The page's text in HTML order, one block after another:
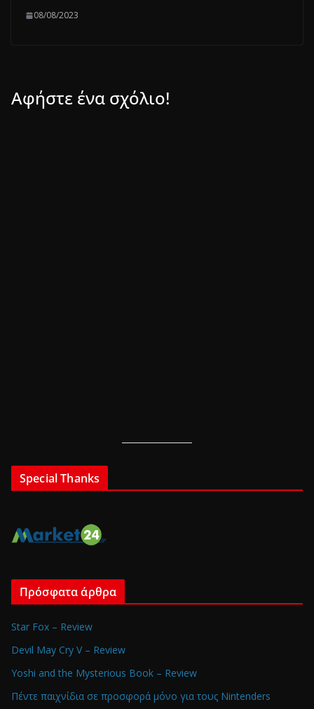
08/08/2023
Αφήστε ένα σχόλιο!
Special Thanks
Πρόσφατα άρθρα
Star Fox – Review
Devil May Cry V – Review
Yoshi and the Mysterious Book – Review
Πέντε παιχνίδια σε προσφορά μόνο για τους Nintenders